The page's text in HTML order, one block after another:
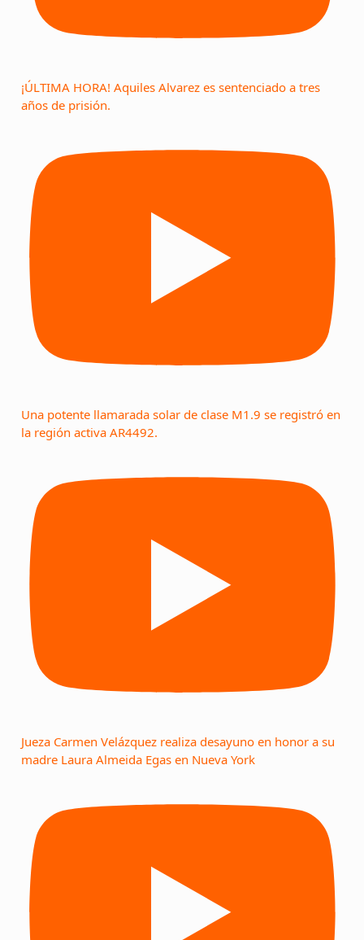
¡ÚLTIMA HORA! Aquiles Alvarez es sentenciado a tres
años de prisión.
Una potente llamarada solar de clase M1.9 se registró en
la región activa AR4492.
Jueza Carmen Velázquez realiza desayuno en honor a su
madre Laura Almeida Egas en Nueva York